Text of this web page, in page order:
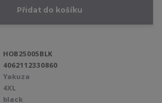
Přidat do košíku
HOB25005BLK
4062112330860
Yakuza
4XL
black